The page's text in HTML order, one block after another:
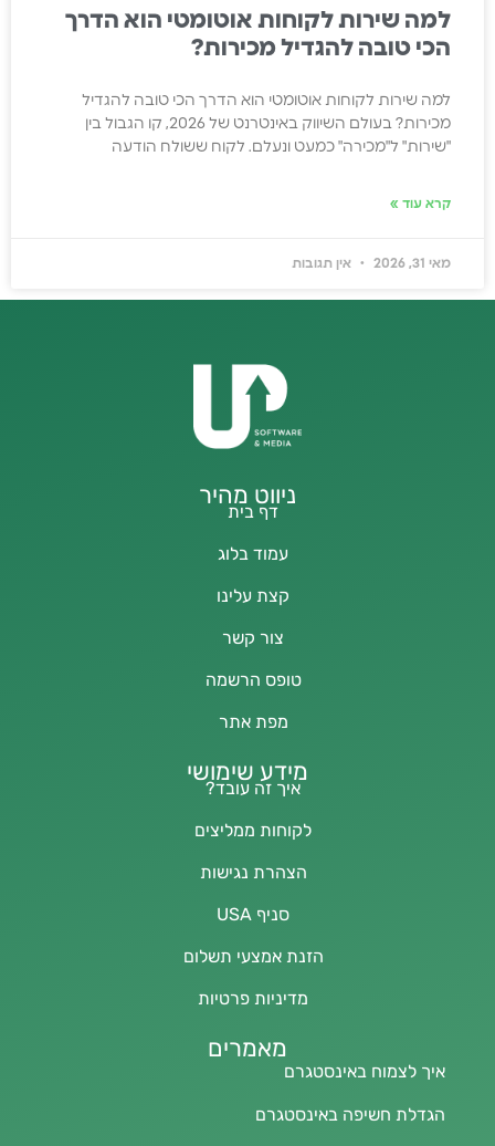
למה שירות לקוחות אוטומטי הוא הדרך
הכי טובה להגדיל מכירות?
למה שירות לקוחות אוטומטי הוא הדרך הכי טובה להגדיל
מכירות? בעולם השיווק באינטרנט של 2026, קו הגבול בין
"שירות" ל"מכירה" כמעט ונעלם. לקוח ששולח הודעה
קרא עוד »
מאי 31, 2026 אין תגובות
ניווט מהיר
דף בית
עמוד בלוג
קצת עלינו
צור קשר
טופס הרשמה
מפת אתר
מידע שימושי
איך זה עובד?
לקוחות ממליצים
הצהרת נגישות
סניף USA
הזנת אמצעי תשלום
מדיניות פרטיות
מאמרים
איך לצמוח באינסטגרם
הגדלת חשיפה באינסטגרם